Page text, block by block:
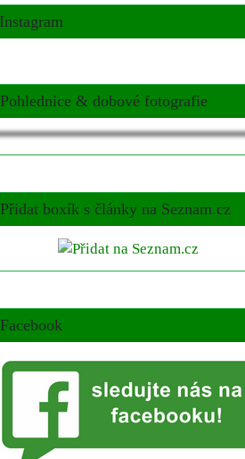
Instagram
Pohlednice & dobové fotografie
Přidat boxík s články na Seznam.cz
Facebook